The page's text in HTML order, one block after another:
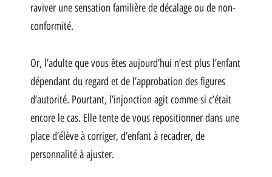
raviver une sensation familière de décalage ou de non-
conformité.
Or, l’adulte que vous êtes aujourd’hui n’est plus l’enfant
dépendant du regard et de l’approbation des figures
d’autorité. Pourtant, l’injonction agit comme si c’était
encore le cas. Elle tente de vous repositionner dans une
place d’élève à corriger, d’enfant à recadrer, de
personnalité à ajuster.